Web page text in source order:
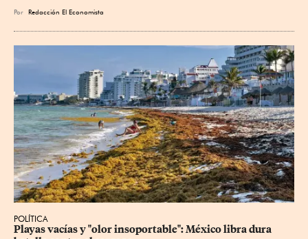
Por Redacción El Economista
POLÍTICA
Playas vacías y "olor insoportable": México libra dura